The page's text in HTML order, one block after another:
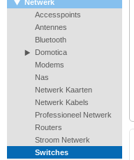
Netwerk
Accesspoints
Antennes
Bluetooth
Domotica
Modems
Nas
Netwerk Kaarten
Netwerk Kabels
Professioneel Netwerk
Routers
Stroom Netwerk
Switches